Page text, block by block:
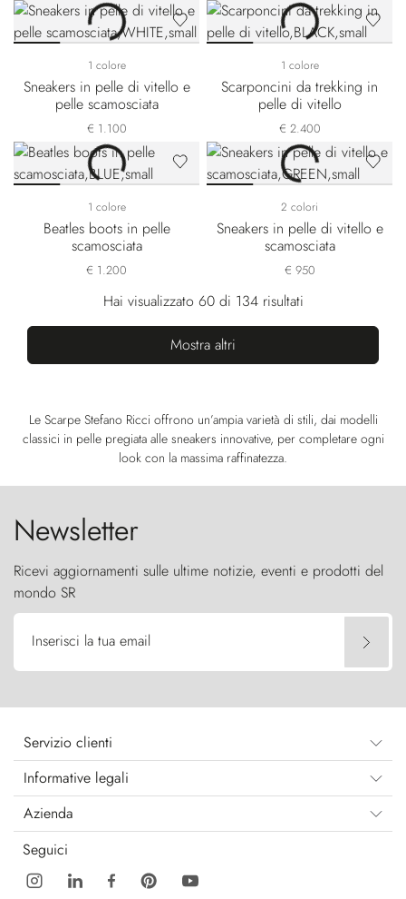
1 colore
Sneakers in pelle di vitello e
pelle scamosciata
€ 1.100
1 colore
Scarponcini da trekking in
pelle di vitello
€ 2.400
1 colore
Beatles boots in pelle
scamosciata
€ 1.200
2 colori
Sneakers in pelle di vitello e
scamosciata
€ 950
Hai visualizzato 60 di 134 risultati
Mostra altri
Le Scarpe Stefano Ricci offrono un’ampia varietà di stili, dai modelli
classici in pelle pregiata alle sneakers innovative, per completare ogni
look con la massima raffinatezza.
Newsletter
Ricevi aggiornamenti sulle ultime notizie, eventi e prodotti del
mondo SR
Inserisci la tua email
Servizio clienti
Informative legali
Azienda
Seguici